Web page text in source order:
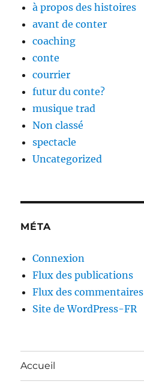
à propos des histoires
avant de conter
coaching
conte
courrier
futur du conte?
musique trad
Non classé
spectacle
Uncategorized
MÉTA
Connexion
Flux des publications
Flux des commentaires
Site de WordPress-FR
Accueil